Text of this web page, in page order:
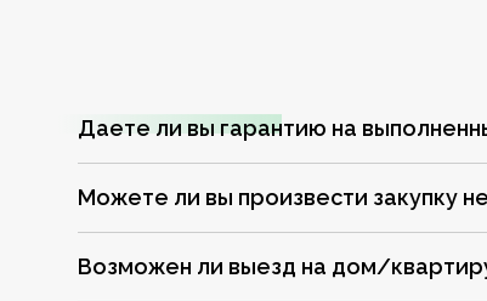
Даете ли вы гарантию на
Можете ли вы произвести закупку
Возможен ли выезд на дом/